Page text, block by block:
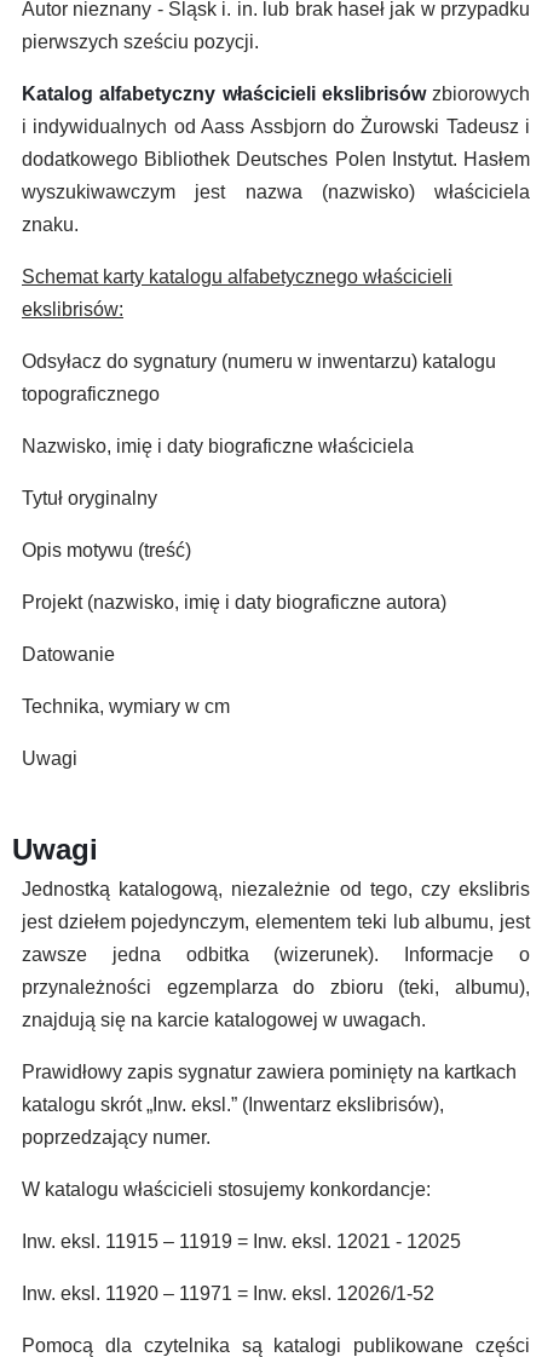
Autor nieznany - Śląsk i. in. lub brak haseł jak w przypadku
pierwszych sześciu pozycji.
Katalog alfabetyczny właścicieli ekslibrisówzbiorowych
i indywidualnych od Aass Assbjorn do Żurowski Tadeusz i
dodatkowego Bibliothek Deutsches Polen Instytut. Hasłem
wyszukiwawczym jest nazwa (nazwisko) właściciela
znaku.
Schemat karty katalogu alfabetycznego właścicieli
ekslibrisów:
Odsyłacz do sygnatury (numeru w inwentarzu) katalogu
topograficznego
Nazwisko, imię i daty biograficzne właściciela
Tytuł oryginalny
Opis motywu (treść)
Projekt (nazwisko, imię i daty biograficzne autora)
Datowanie
Technika, wymiary w cm
Uwagi
Uwagi
Jednostką katalogową, niezależnie od tego, czy ekslibris
jest dziełem pojedynczym, elementem teki lub albumu, jest
zawsze jedna odbitka (wizerunek). Informacje o
przynależności egzemplarza do zbioru (teki, albumu),
znajdują się na karcie katalogowej w uwagach.
Prawidłowy zapis sygnatur zawiera pominięty na kartkach
katalogu skrót „Inw. eksl.” (Inwentarz ekslibrisów),
poprzedzający numer.
W katalogu właścicieli stosujemy konkordancje:
Inw. eksl. 11915 – 11919 = Inw. eksl. 12021 - 12025
Inw. eksl. 11920 – 11971 = Inw. eksl. 12026/1-52
Pomocą dla czytelnika są katalogi publikowane części